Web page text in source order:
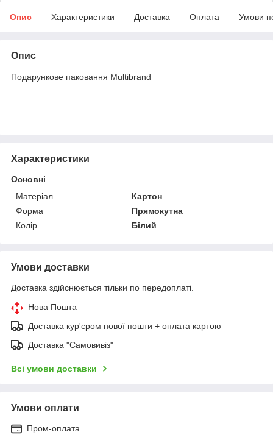
Опис Характеристики Доставка Оплата Умови
Опис
Подарункове паковання Multibrand
Характеристики
Основні
Матеріал
Картон
Форма
Прямокутна
Колір
Білий
Умови доставки
Доставка здійснюється тільки по передоплаті.
Нова Пошта
Доставка кур'єром нової пошти + оплата картою
Доставка "Самовивіз"
Всі умови доставки
Умови оплати
Пром-оплата